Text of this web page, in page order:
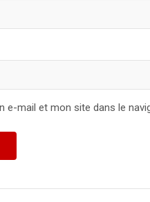
e-mail et mon site dans le